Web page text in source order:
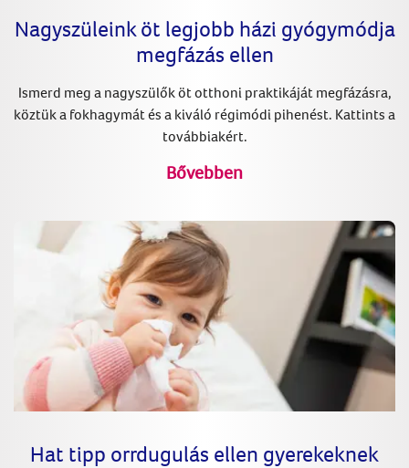
Nagyszüleink öt legjobb házi gyógymódja
megfázás ellen
Ismerd meg a nagyszülők öt otthoni praktikáját megfázásra,
köztük a fokhagymát és a kiváló régimódi pihenést. Kattints a
továbbiakért.
Bővebben
Hat tipp orrdugulás ellen gyerekeknek